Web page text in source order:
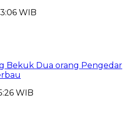
WIB
Bekuk Dua orang Pengedar
WIB